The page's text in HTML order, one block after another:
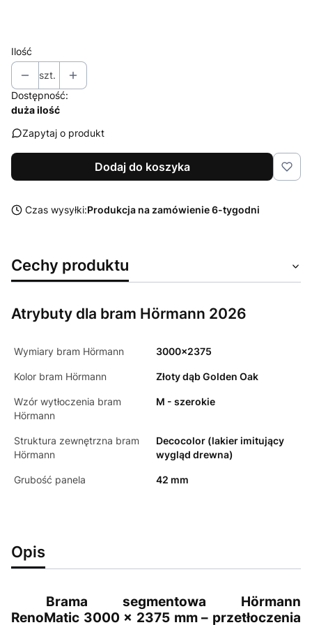
Ilość
szt.
Dostępność:
duża ilość
Zapytaj o produkt
Dodaj do koszyka
Czas wysyłki:Produkcja na zamówienie 6-tygodni
Cechy produktu
Atrybuty dla bram Hörmann 2026
Wymiary bram Hörmann 3000x2375
Kolor bram Hörmann Złoty dąb Golden Oak
Wzór wytłoczenia bram
Hörmann
M - szerokie
Struktura zewnętrzna bram
Hörmann
Decocolor (lakier imitujący
wygląd drewna)
Grubość panela 42 mm
Opis
Brama segmentowa Hörmann
RenoMatic 3000 × 2375 mm – przetłoczenia